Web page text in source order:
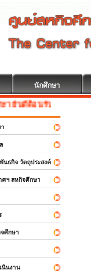
นักศึกษา
ดีต้อนรับ
ธกิจ วัตถุประสงค์
ฯ สหกิจศึกษา
ศึกษา
นงาน